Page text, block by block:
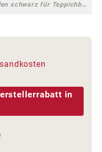
DR1 Rollen schwarz für Teppichböden [10]
in